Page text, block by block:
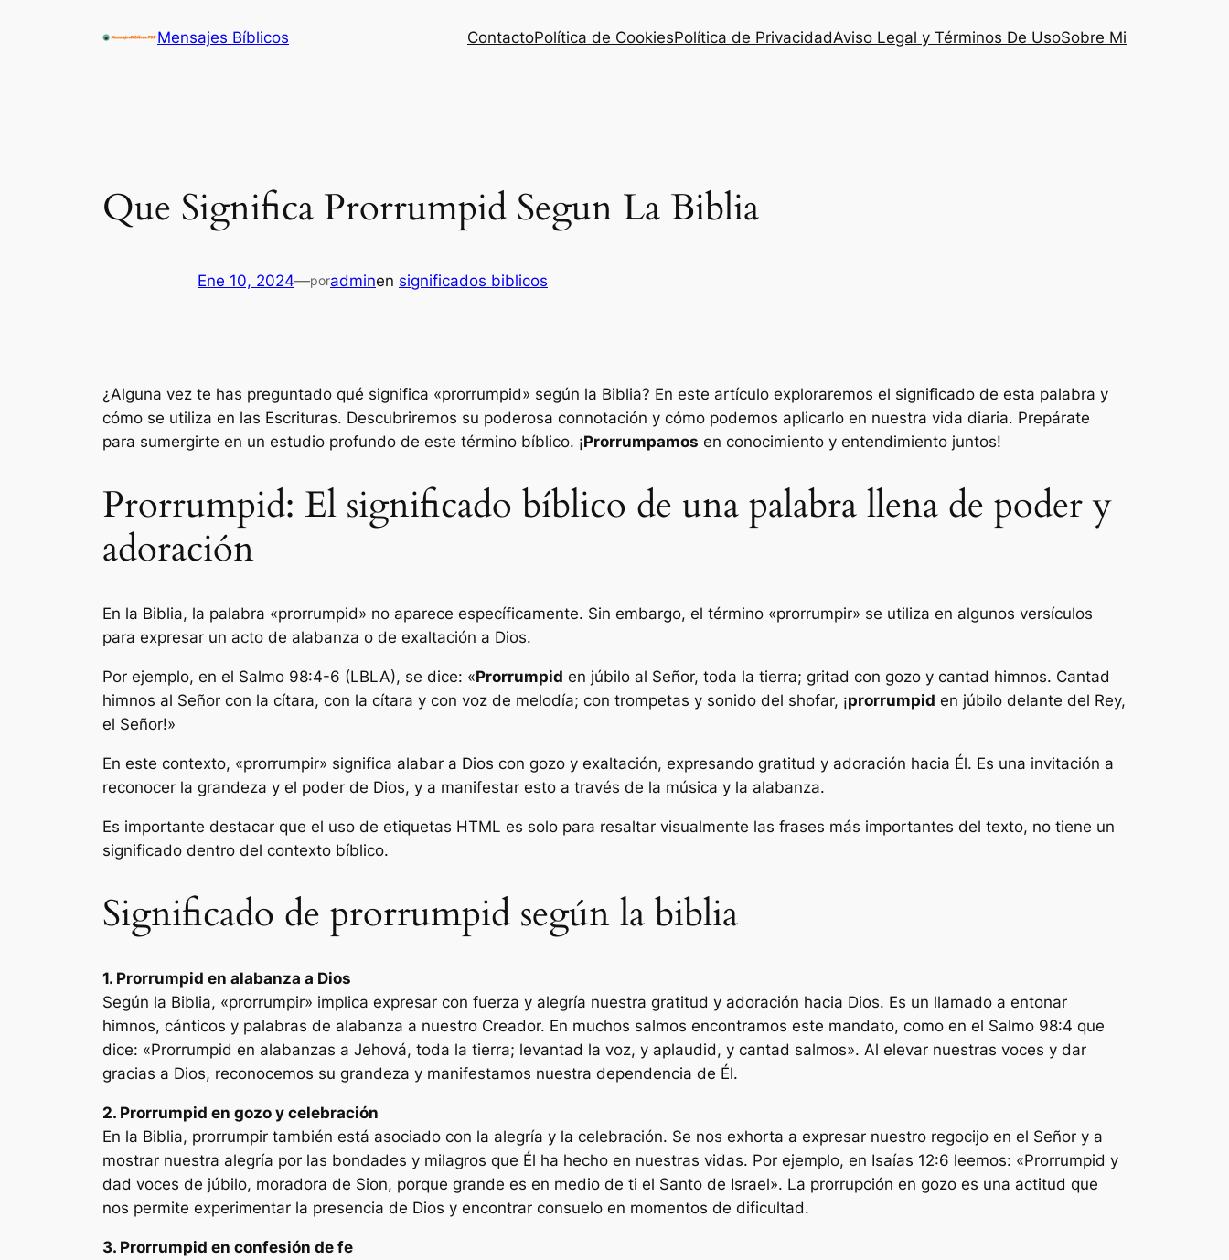
Mensajes Bíblicos ContactoPolítica de CookiesPolítica de PrivacidadAviso Legal y Términos De UsoSobre Mi
Que Significa Prorrumpid Segun La Biblia
Ene 10, 2024—poradminen significados biblicos
¿Alguna vez te has preguntado qué significa «prorrumpid» según la Biblia? En este artículo exploraremos el significado de esta palabra y
cómo se utiliza en las Escrituras. Descubriremos su poderosa connotación y cómo podemos aplicarlo en nuestra vida diaria. Prepárate
para sumergirte en un estudio profundo de este término bíblico. ¡Prorrumpamos en conocimiento y entendimiento juntos!
Prorrumpid: El significado bíblico de una palabra llena de poder y
adoración
En la Biblia, la palabra «prorrumpid» no aparece específicamente. Sin embargo, el término «prorrumpir» se utiliza en algunos versículos
para expresar un acto de alabanza o de exaltación a Dios.
Por ejemplo, en el Salmo 98:4-6 (LBLA), se dice: «Prorrumpid en júbilo al Señor, toda la tierra; gritad con gozo y cantad himnos. Cantad
himnos al Señor con la cítara, con la cítara y con voz de melodía; con trompetas y sonido del shofar, ¡prorrumpid en júbilo delante del Rey,
el Señor!»
En este contexto, «prorrumpir» significa alabar a Dios con gozo y exaltación, expresando gratitud y adoración hacia Él. Es una invitación a
reconocer la grandeza y el poder de Dios, y a manifestar esto a través de la música y la alabanza.
Es importante destacar que el uso de etiquetas HTML es solo para resaltar visualmente las frases más importantes del texto, no tiene un
significado dentro del contexto bíblico.
Significado de prorrumpid según la biblia
1. Prorrumpid en alabanza a Dios
Según la Biblia, «prorrumpir» implica expresar con fuerza y alegría nuestra gratitud y adoración hacia Dios. Es un llamado a entonar
himnos, cánticos y palabras de alabanza a nuestro Creador. En muchos salmos encontramos este mandato, como en el Salmo 98:4 que
dice: «Prorrumpid en alabanzas a Jehová, toda la tierra; levantad la voz, y aplaudid, y cantad salmos». Al elevar nuestras voces y dar
gracias a Dios, reconocemos su grandeza y manifestamos nuestra dependencia de Él.
2. Prorrumpid en gozo y celebración
En la Biblia, prorrumpir también está asociado con la alegría y la celebración. Se nos exhorta a expresar nuestro regocijo en el Señor y a
mostrar nuestra alegría por las bondades y milagros que Él ha hecho en nuestras vidas. Por ejemplo, en Isaías 12:6 leemos: «Prorrumpid y
dad voces de júbilo, moradora de Sion, porque grande es en medio de ti el Santo de Israel». La prorrupción en gozo es una actitud que
nos permite experimentar la presencia de Dios y encontrar consuelo en momentos de dificultad.
3. Prorrumpid en confesión de fe